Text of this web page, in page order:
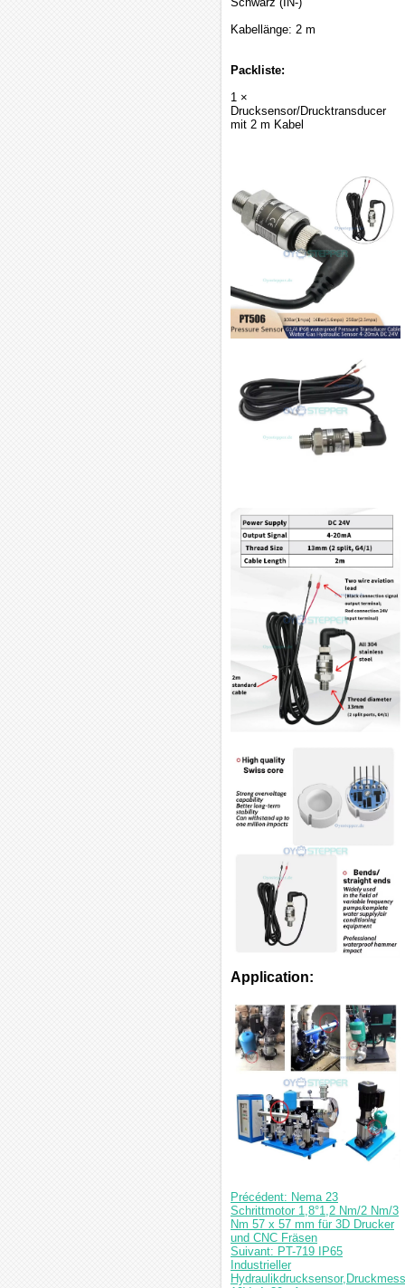
Kabellänge: 2 m
Packliste:
1 ×
Drucksensor/Drucktransducer
mit 2 m Kabel
Application:
Précédent: Nema 23
Schrittmotor 1,8°1,2 Nm/2 Nm/3
Nm 57 x 57 mm für 3D Drucker
und CNC Fräsen
Suivant: PT-719 IP65
Industrieller